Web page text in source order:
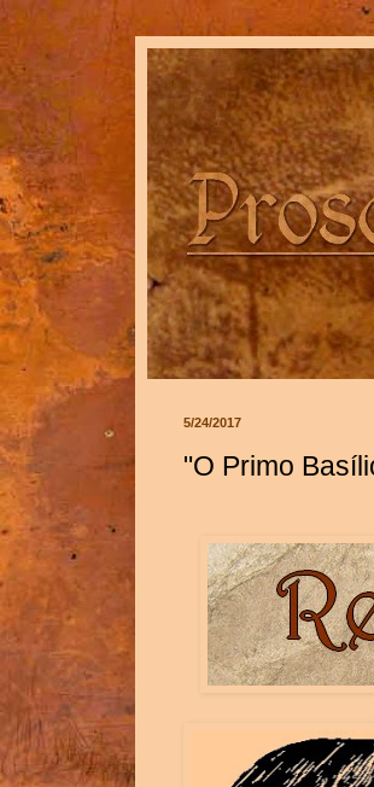
5/24/2017
"O Primo